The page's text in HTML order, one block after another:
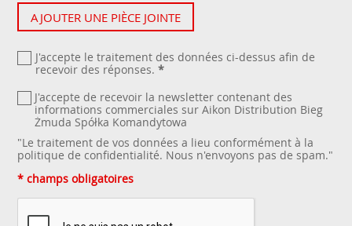
AJOUTER UNE PIÈCE JOINTE
J'accepte le traitement des données ci-dessus afin de
recevoir des réponses. *
J'accepte de recevoir la newsletter contenant des
informations commerciales sur Aikon Distribution Bieg
Żmuda Spółka Komandytowa
"Le traitement de vos données a lieu conformément à la
politique de confidentialité. Nous n'envoyons pas de spam."
* champs obligatoires